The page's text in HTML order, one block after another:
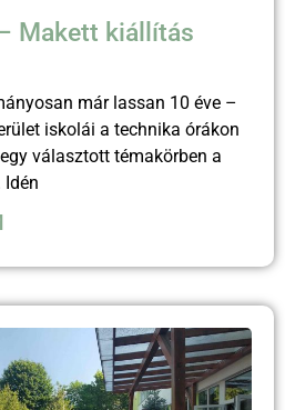
Makett kiállítás
már lassan 10 éve –
iskolái a technika órákon
választott témakörben a
Idén